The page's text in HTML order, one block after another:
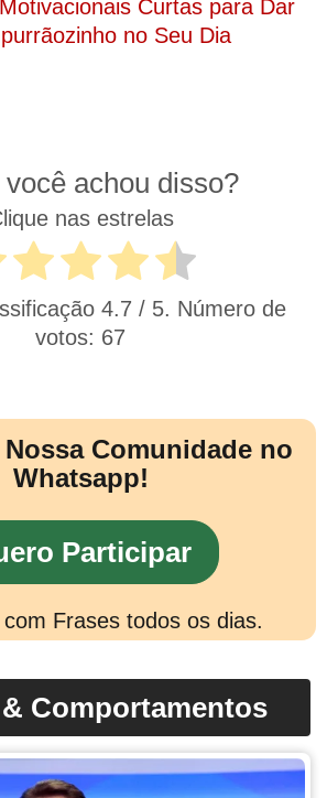
Curtas para Dar
no Seu Dia
você achou disso?
nas estrelas
4.7 / 5. Número de
votos: 67
Comunidade no
Whatsapp!
Participar
Frases todos os dias.
Comportamentos